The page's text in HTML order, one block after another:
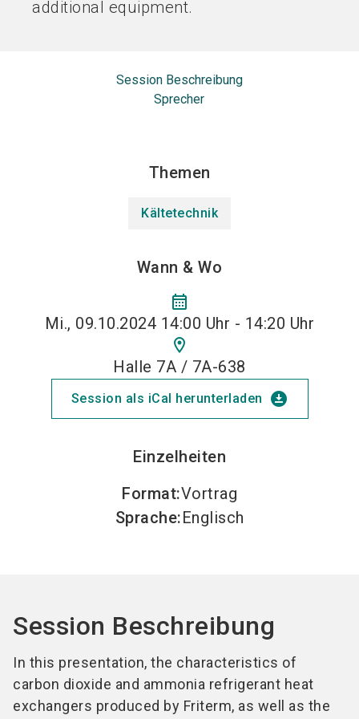
additional equipment.
Session Beschreibung
Sprecher
Themen
Kältetechnik
Wann & Wo
calendar_month
Mi., 09.10.2024 14:00 Uhr - 14:20 Uhr
location_on
Halle 7A / 7A-638
Session als iCal herunterladen download_for_offline
Einzelheiten
Format:Vortrag
Sprache:Englisch
Session Beschreibung
In this presentation, the characteristics of
carbon dioxide and ammonia refrigerant heat
exchangers produced by Friterm, as well as the